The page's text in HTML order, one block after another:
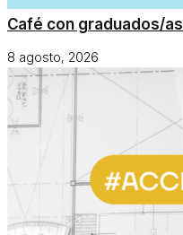
Café con graduados/as
8 agosto, 2026